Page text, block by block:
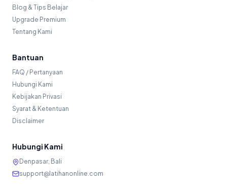
Blog & Tips Belajar
Upgrade Premium
Tentang Kami
Bantuan
FAQ / Pertanyaan
Hubungi Kami
Kebijakan Privasi
Syarat & Ketentuan
Disclaimer
Hubungi Kami
Denpasar, Bali
support@latihanonline.com